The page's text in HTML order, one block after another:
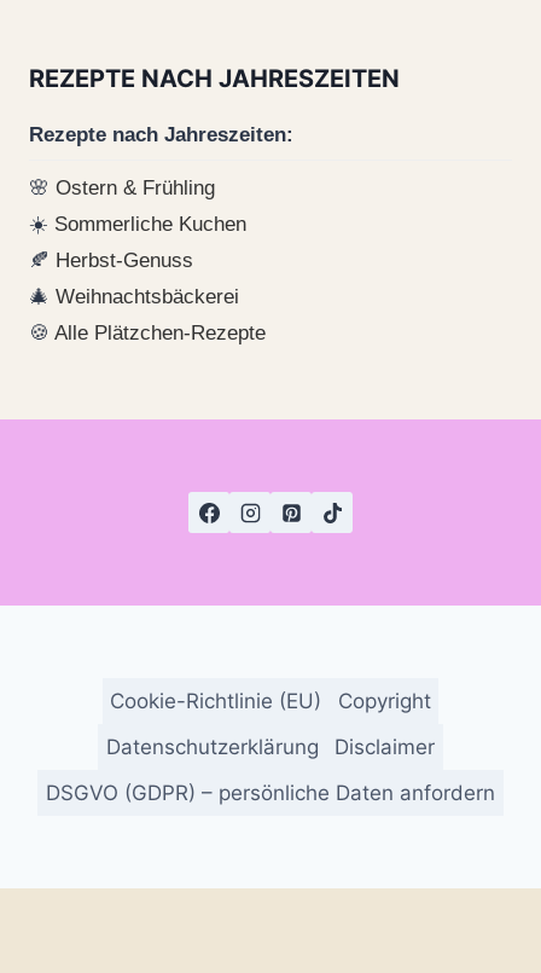
REZEPTE NACH JAHRESZEITEN
Rezepte nach Jahreszeiten:
🌸 Ostern & Frühling
☀️ Sommerliche Kuchen
🍂 Herbst-Genuss
🎄 Weihnachtsbäckerei
🍪 Alle Plätzchen-Rezepte
Cookie-Richtlinie (EU)
Copyright
Datenschutzerklärung
Disclaimer
DSGVO (GDPR) – persönliche Daten anfordern